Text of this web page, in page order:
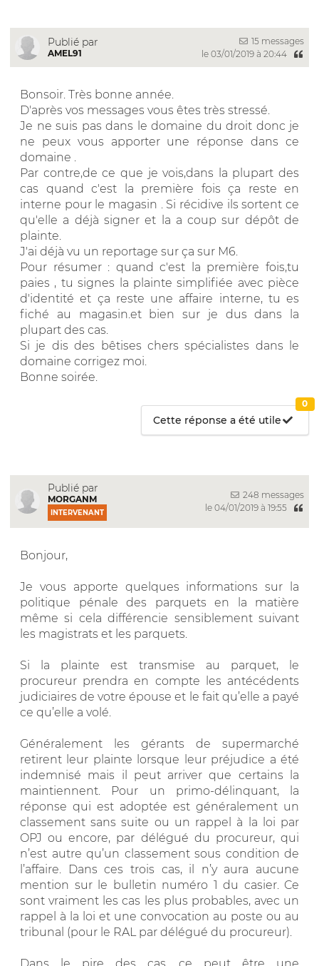
Publié par
AMEL91
15 messages
le 03/01/2019 à 20:44
Bonsoir. Très bonne année.
D'après vos messages vous êtes très stressé.
Je ne suis pas dans le domaine du droit donc je
ne peux vous apporter une réponse dans ce
domaine .
Par contre,de ce que je vois,dans la plupart des
cas quand c'est la première fois ça reste en
interne pour le magasin . Si récidive ils sortent ce
qu'elle a déjà signer et la a coup sur dépôt de
plainte.
J'ai déjà vu un reportage sur ça sur M6.
Pour résumer : quand c'est la première fois,tu
paies , tu signes la plainte simplifiée avec pièce
d'identité et ça reste une affaire interne, tu es
fiché au magasin.et bien sur je dus dans la
plupart des cas.
Si je dis des bêtises chers spécialistes dans le
domaine corrigez moi.
Bonne soirée.
Cette réponse a été utile
0
Publié par
MORGANM
INTERVENANT
248 messages
le 04/01/2019 à 19:55
Bonjour,
Je vous apporte quelques informations sur la
politique pénale des parquets en la matière
même si cela différencie sensiblement suivant
les magistrats et les parquets.
Si la plainte est transmise au parquet, le
procureur prendra en compte les antécédents
judiciaires de votre épouse et le fait qu’elle a payé
ce qu’elle a volé.
Généralement les gérants de supermarché
retirent leur plainte lorsque leur préjudice a été
indemnisé mais il peut arriver que certains la
maintiennent. Pour un primo-délinquant, la
réponse qui est adoptée est généralement un
classement sans suite ou un rappel à la loi par
OPJ ou encore, par délégué du procureur, qui
n’est autre qu’un classement sous condition de
l’affaire. Dans ces trois cas, il n’y aura aucune
mention sur le bulletin numéro 1 du casier. Ce
sont vraiment les cas les plus probables, avec un
rappel à la loi et une convocation au poste ou au
tribunal (pour le RAL par délégué du procureur).
Dans le pire des cas, ce peut être une